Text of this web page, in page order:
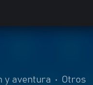
y aventura • Otros